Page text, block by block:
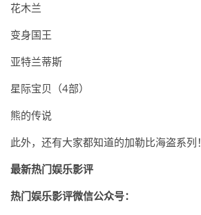
花木兰
变身国王
亚特兰蒂斯
星际宝贝（4部）
熊的传说
此外，还有大家都知道的加勒比海盗系列！
最新热门娱乐影评
热门娱乐影评微信公众号：